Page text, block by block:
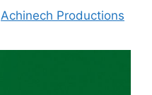
Achinech Productions